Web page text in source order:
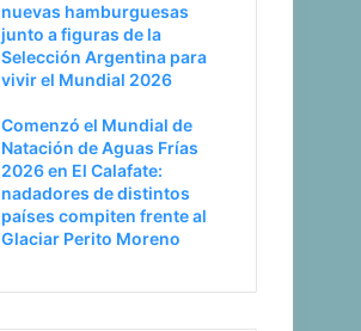
nuevas hamburguesas
junto a figuras de la
Selección Argentina para
vivir el Mundial 2026
Comenzó el Mundial de
Natación de Aguas Frías
2026 en El Calafate:
nadadores de distintos
países compiten frente al
Glaciar Perito Moreno